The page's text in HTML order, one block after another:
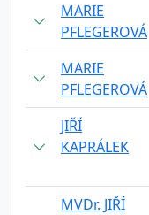
MARIE
PFLEGEROVÁ
MARIE
PFLEGEROVÁ
JIŘÍ
KAPRÁLEK
MVDr. JIŘÍ